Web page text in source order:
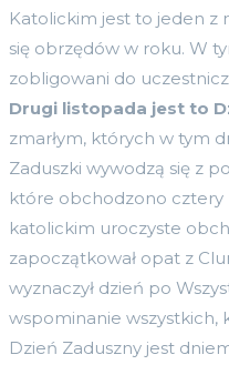
Katolickim jest to jeden z
się obrzędów w roku. W
zobligowani do
Drugi listopada jest to
zmarłym, których w tym
Zaduszki wywodzą się z
które obchodzono cztery
katolickim uroczyste
zapoczątkował opat z
wyznaczył dzień po
wspominanie wszystkich,
Dzień Zaduszny jest